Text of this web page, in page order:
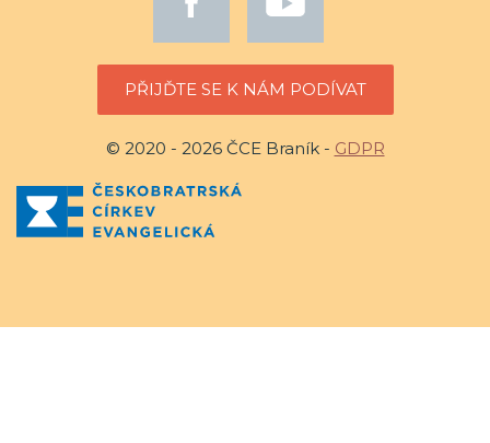
PŘIJĎTE SE K NÁM PODÍVAT
© 2020 - 2026 ČCE Braník - GDPR